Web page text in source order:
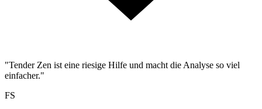
"Tender Zen ist eine riesige Hilfe und macht die Analyse so viel
einfacher."
FS